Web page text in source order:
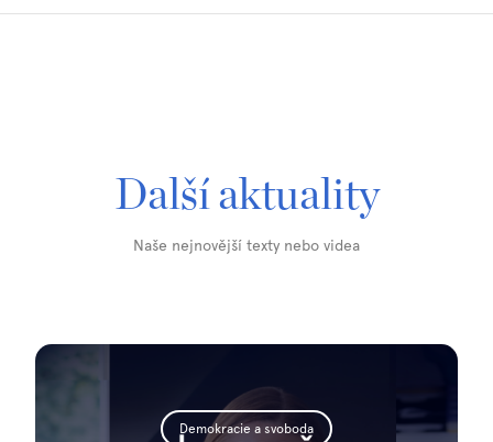
Další aktuality
Naše nejnovější texty nebo videa
Demokracie a svoboda